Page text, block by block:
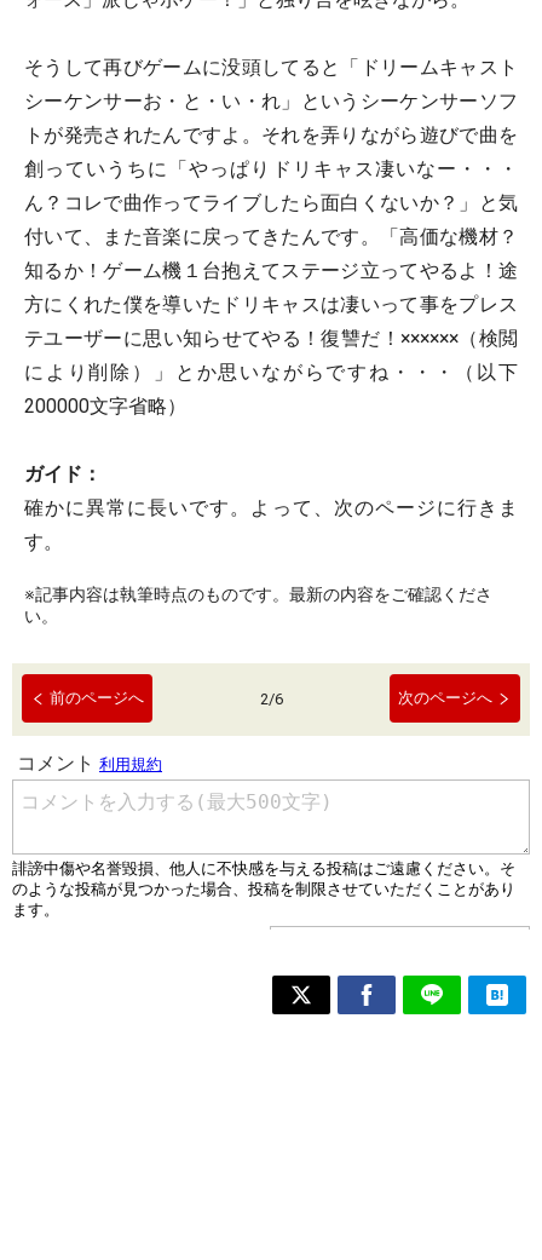
そうして再びゲームに没頭してると「ドリームキャスト
シーケンサーお・と・い・れ」というシーケンサーソフ
トが発売されたんですよ。それを弄りながら遊びで曲を
創っていうちに「やっぱりドリキャス凄いなー・・・
ん？コレで曲作ってライブしたら面白くないか？」と気
付いて、また音楽に戻ってきたんです。「高価な機材？
知るか！ゲーム機１台抱えてステージ立ってやるよ！途
方にくれた僕を導いたドリキャスは凄いって事をプレス
テユーザーに思い知らせてやる！復讐だ！××××××（検閲
により削除）」とか思いながらですね・・・（以下
200000文字省略）
ガイド：
確かに異常に長いです。よって、次のページに行きま
す。
※記事内容は執筆時点のものです。最新の内容をご確認くださ
い。
前のページへ 2/6 次のページへ